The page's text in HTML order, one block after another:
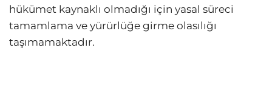
hükümet kaynaklı olmadığı için yasal süreci
tamamlama ve yürürlüğe girme olasılığı
taşımamaktadır.